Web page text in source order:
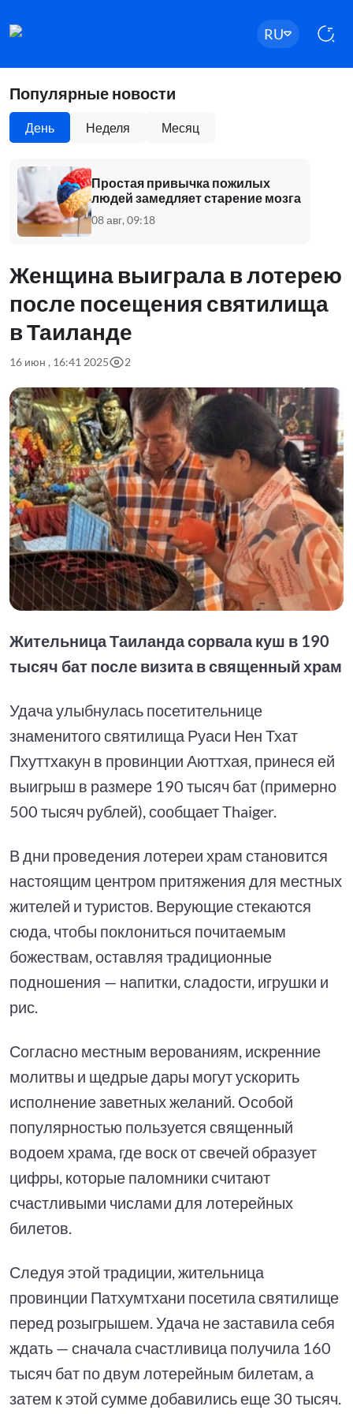
RU
Популярные новости
День Неделя Месяц
Простая привычка пожилых
людей замедляет старение мозга
08 авг, 09:18
Женщина выиграла в лотерею
после посещения святилища
в Таиланде
16 июн , 16:41 2025 2
Жительница Таиланда сорвала куш в 190
тысяч бат после визита в священный храм
Удача улыбнулась посетительнице
знаменитого святилища Руаси Нен Тхат
Пхуттхакун в провинции Аюттхая, принеся ей
выигрыш в размере 190 тысяч бат (примерно
500 тысяч рублей), сообщает Thaiger.
В дни проведения лотереи храм становится
настоящим центром притяжения для местных
жителей и туристов. Верующие стекаются
сюда, чтобы поклониться почитаемым
божествам, оставляя традиционные
подношения — напитки, сладости, игрушки и
рис.
Согласно местным верованиям, искренние
молитвы и щедрые дары могут ускорить
исполнение заветных желаний. Особой
популярностью пользуется священный
водоем храма, где воск от свечей образует
цифры, которые паломники считают
счастливыми числами для лотерейных
билетов.
Следуя этой традиции, жительница
провинции Патхумтхани посетила святилище
перед розыгрышем. Удача не заставила себя
ждать — сначала счастливица получила 160
тысяч бат по двум лотерейным билетам, а
затем к этой сумме добавились еще 30 тысяч.